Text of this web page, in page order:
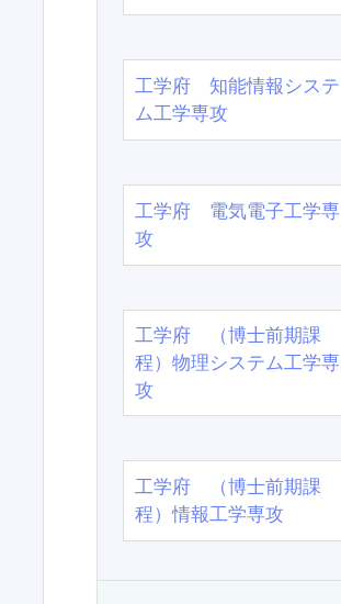
工学府 知能情報システ
ム工学専攻
工学府 電気電子工学専
攻
工学府 （博士前期課
程）物理システム工学専
攻
工学府 （博士前期課
程）情報工学専攻